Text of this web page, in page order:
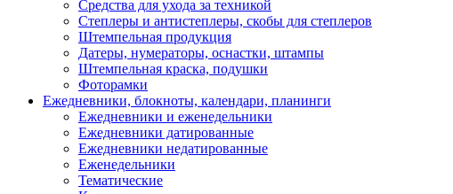
Средства для ухода за техникой
Степлеры и антистеплеры, скобы для степлеров
Штемпельная продукция
Датеры, нумераторы, оснастки, штампы
Штемпельная краска, подушки
Фоторамки
Ежедневники, блокноты, календари, планинги
Ежедневники и еженедельники
Ежедневники датированные
Ежедневники недатированные
Еженедельники
Тематические